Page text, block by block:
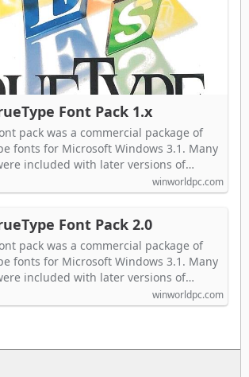
Font Pack 1.x
pack was a commercial package of
fonts for Microsoft Windows 3.1. Many
included with later versions of…
winworldpc.com
Font Pack 2.0
pack was a commercial package of
fonts for Microsoft Windows 3.1. Many
included with later versions of…
winworldpc.com